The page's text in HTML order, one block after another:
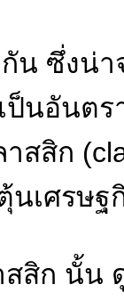
น ซึ่งน่
นอันตร
สสิก
นเศรษ
สิก นั้น